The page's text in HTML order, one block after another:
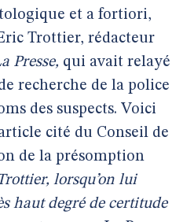
et a fortiori,
Trottier, rédacteur
Presse, qui avait relayé
recherche de la police
des suspects. Voici
cité du Conseil de
de la présomption
lorsqu’on lui
haut degré de certitude